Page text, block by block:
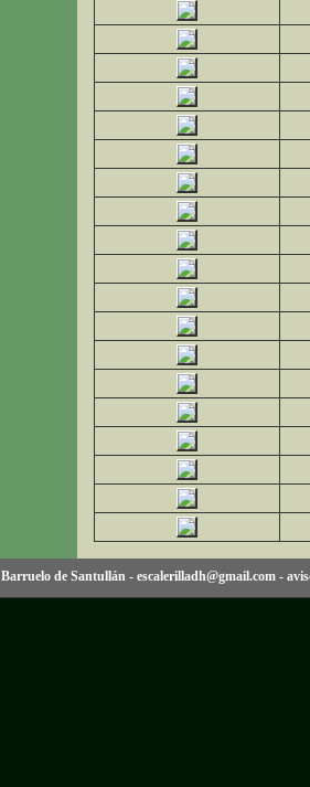
Barruelo de Santullán - escalerilladh@gmail.com -